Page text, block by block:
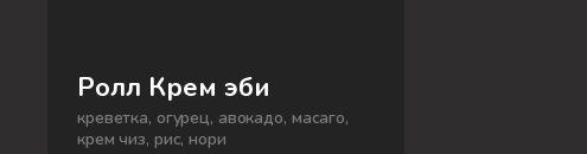
Ролл Крем эби
креветка, огурец, авокадо, масаго,
крем чиз, рис, нори